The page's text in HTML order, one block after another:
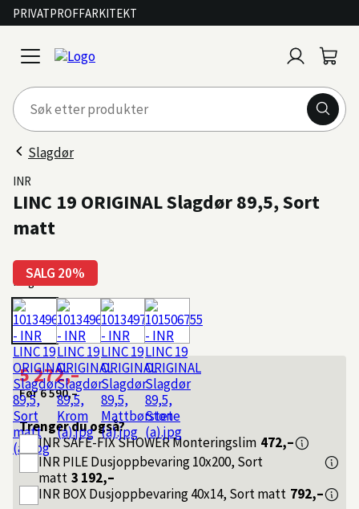
PRIVATPROFFARKITEKT
open
menu
inn
Slagdør
SALG 20%
INR
LINC 19 ORIGINAL Slagdør 89,5, Sort
matt
Farge: Sort matt
5 272,–
Før6 590,–
Trenger du også?
INRSAFE-FIX SHOWER Monteringslim 472,–
INRPILE Dusjoppbevaring 10x200, Sort
matt 3 192,–
INRBOX Dusjoppbevaring 40x14, Sort matt 792,–